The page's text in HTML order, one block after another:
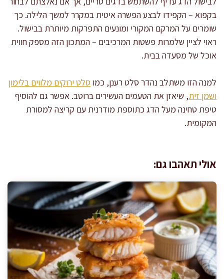
בקפוא – הקפידו לבצע הפשרה איטית במקרר למשך הלילה. כך
שומרים על המרקם המקורי ומונעים התפרקות מיותרת בבישול.
ראוי לציין שלמרות פשטות המרכיבים – המתכון הזה מספק חווית
אוכל של מסעדה בבית.
למנה הזו משתלב נהדר סלט רענן, כמו סלט ירוקים מלווים בלימון
ושמן זית, שיאזן את הטעמים העשירים ברוטב. אפשר גם להוסיף
טיפת טחינה מעל הדג כתוספת מודרנית עם קריצה למסורת
המקומית.
אולי תאהבו גם: